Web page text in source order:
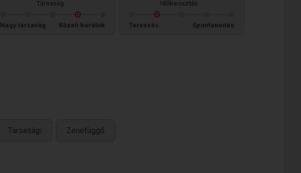
Társaság
Nagy társaság Közeli barátok
Időbeosztás
Tervezés Spontaneitás
Társasági Zenefüggő